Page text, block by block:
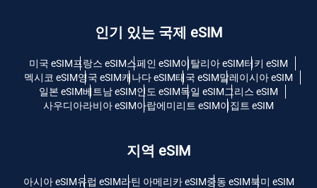
인기 있는 국제 eSIM
미국 eSIM프랑스 eSIM스페인 eSIM이탈리아 eSIM터키 eSIM
멕시코 eSIM영국 eSIM캐나다 eSIM태국 eSIM말레이시아 eSIM
일본 eSIM베트남 eSIM인도 eSIM독일 eSIM그리스 eSIM
사우디아라비아 eSIM아랍에미리트 eSIM이집트 eSIM
지역 eSIM
아시아 eSIM유럽 ​​eSIM라틴 아메리카 eSIM중동 eSIM북미 eSIM